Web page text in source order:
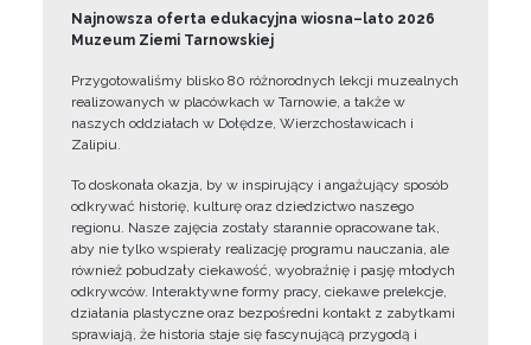
Najnowsza oferta edukacyjna wiosna–lato 2026
Muzeum Ziemi Tarnowskiej
Przygotowaliśmy blisko 80 różnorodnych lekcji muzealnych
realizowanych w placówkach w Tarnowie, a także w
naszych oddziałach w Dołędze, Wierzchosławicach i
Zalipiu.
To doskonała okazja, by w inspirujący i angażujący sposób
odkrywać historię, kulturę oraz dziedzictwo naszego
regionu. Nasze zajęcia zostały starannie opracowane tak,
aby nie tylko wspierały realizację programu nauczania, ale
również pobudzały ciekawość, wyobraźnię i pasję młodych
odkrywców. Interaktywne formy pracy, ciekawe prelekcje,
działania plastyczne oraz bezpośredni kontakt z zabytkami
sprawiają, że historia staje się fascynującą przygodą i